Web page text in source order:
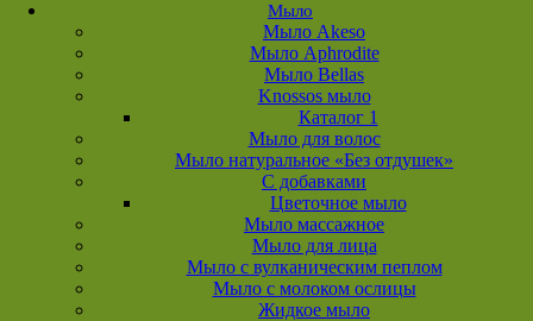
Мыло
Мыло Akeso
Мыло Aphrodite
Мыло Bellas
Knossos мыло
Каталог 1
Мыло для волос
Мыло натуральное «Без отдушек»
С добавками
Цветочное мыло
Мыло массажное
Мыло для лица
Мыло с вулканическим пеплом
Мыло с молоком ослицы
Жидкое мыло